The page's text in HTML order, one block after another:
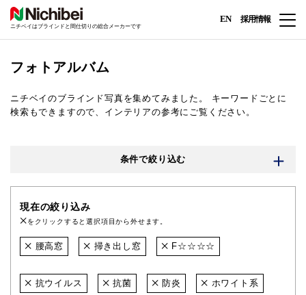
ニチベイはブラインドと間仕切りの総合メーカーです
EN 採用情報
フォトアルバム
ニチベイのブラインド写真を集めてみました。
キーワードごとに
検索もできますので、インテリアの参考にご覧ください。
条件で絞り込む
現在の絞り込み
をクリックすると選択項目から外せます。
腰高窓 掃き出し窓 F☆☆☆☆
抗ウイルス 抗菌 防炎 ホワイト系